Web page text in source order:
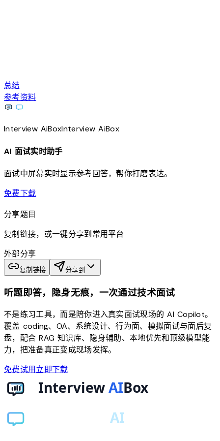
总结
参考资料
Interview AiBoxInterviewAiBox
AI 面试实时助手
面试中屏幕实时显示参考回答，帮你打磨表达。
免费下载download
分享题目
复制链接，或一键分享到常用平台
外部分享
复制链接 分享到
听题即答，隐身无痕，一次通过技术面试
不是练习工具，而是陪你进入真实面试现场的 AI Copilot。
覆盖 coding、OA、系统设计、行为面、模拟面试与面后复
盘，配合 RAG 知识库、隐身辅助、本地优先和顶级模型能
力，把准备真正变成现场发挥。
免费试用立即下载